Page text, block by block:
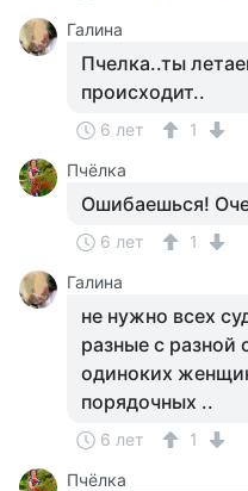
Галина
Пчелка..ты
происходит..
6 лет
1
Пчёлка
Ошибаешься!
6 лет
1
Галина
не нужно всех
разные с разной
одиноких
порядочных ..
6 лет
1
Пчёлка